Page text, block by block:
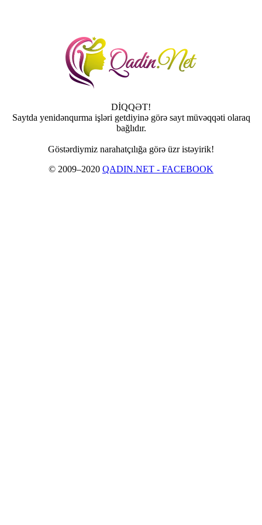
DİQQƏT!
Saytda yenidənqurma işləri getdiyinə görə sayt müvəqqəti olaraq
bağlıdır.
Göstərdiymiz narahatçılığa görə üzr istəyirik!
© 2009–2020 QADIN.NET - FACEBOOK